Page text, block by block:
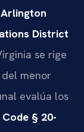
Arlington
District
se rige
menor
evalúa los
Code § 20-